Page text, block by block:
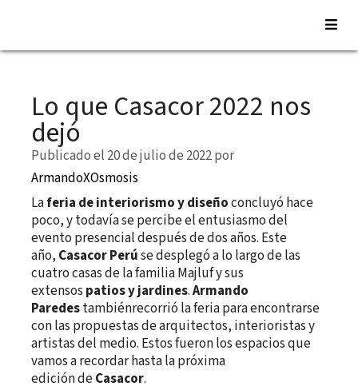
Saltar
contenidoLo que Casacor 2022 nos
dejó
Publicado el 20 de julio de 2022por
ArmandoXOsmosis
Laferia de interiorismo y diseñoconcluyó hace
poco, y todavía se percibe el entusiasmo del
evento presencial después de dos años. Este
año, Casacor Perúse desplegó a lo largo de las
cuatro casas de la familia Majluf y sus
extensos patios y jardines.Armando
Paredestambiénrecorrió la feria para encontrarse
con las propuestas de arquitectos, interioristas y
artistas del medio. Estos fueron los espacios que
vamos a recordar hasta la próxima
edición deCasacor.